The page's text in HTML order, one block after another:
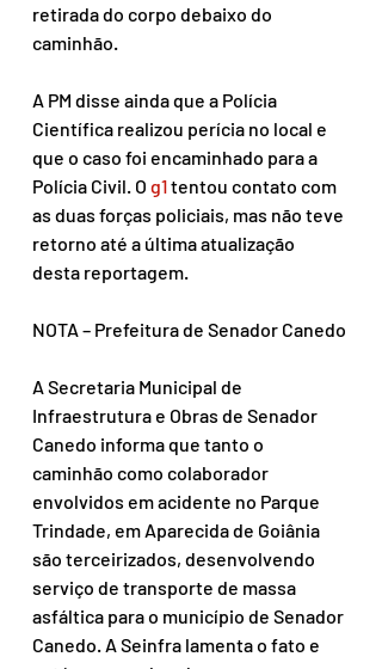
retirada do corpo debaixo do
caminhão.
A PM disse ainda que a Polícia
Científica realizou perícia no local e
que o caso foi encaminhado para a
Polícia Civil. O g1 tentou contato com
as duas forças policiais, mas não teve
retorno até a última atualização
desta reportagem.
NOTA – Prefeitura de Senador Canedo
A Secretaria Municipal de
Infraestrutura e Obras de Senador
Canedo informa que tanto o
caminhão como colaborador
envolvidos em acidente no Parque
Trindade, em Aparecida de Goiânia
são terceirizados, desenvolvendo
serviço de transporte de massa
asfáltica para o município de Senador
Canedo. A Seinfra lamenta o fato e